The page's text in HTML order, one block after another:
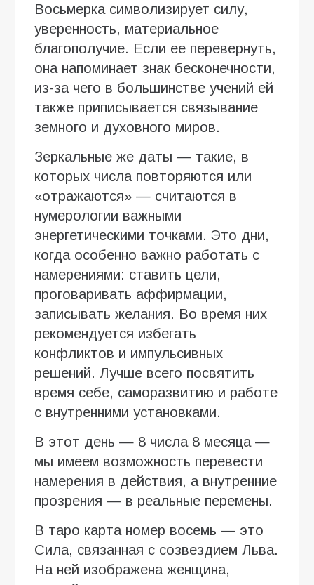
Восьмерка символизирует силу,
уверенность, материальное
благополучие. Если ее перевернуть,
она напоминает знак бесконечности,
из-за чего в большинстве учений ей
также приписывается связывание
земного и духовного миров.
Зеркальные же даты — такие, в
которых числа повторяются или
«отражаются» — считаются в
нумерологии важными
энергетическими точками. Это дни,
когда особенно важно работать с
намерениями: ставить цели,
проговаривать аффирмации,
записывать желания. Во время них
рекомендуется избегать
конфликтов и импульсивных
решений. Лучше всего посвятить
время себе, саморазвитию и работе
с внутренними установками.
В этот день — 8 числа 8 месяца —
мы имеем возможность перевести
намерения в действия, а внутренние
прозрения — в реальные перемены.
В таро карта номер восемь — это
Сила, связанная с созвездием Льва.
На ней изображена женщина,